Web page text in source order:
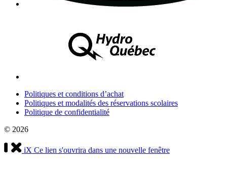
Politiques et conditions d’achat
Politiques et modalités des réservations scolaires
Politique de confidentialité
© 2026
iX Ce lien s'ouvrira dans une nouvelle fenêtre